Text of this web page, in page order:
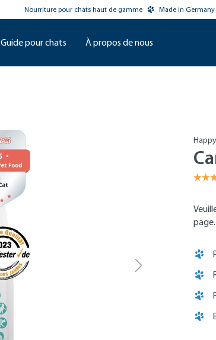
Nourriture pour chats haut de gamme Made in Germany
Guide pour chats À propos de nous